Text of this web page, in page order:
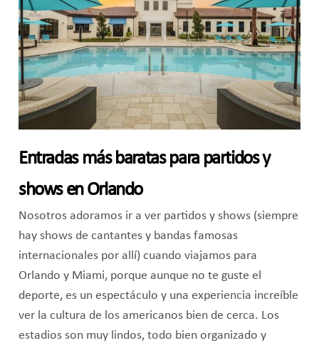
Entradas más baratas para partidos y
shows en Orlando
Nosotros adoramos ir a ver partidos y shows (siempre
hay shows de cantantes y bandas famosas
internacionales por allí) cuando viajamos para
Orlando y Miami, porque aunque no te guste el
deporte, es un espectáculo y una experiencia increíble
ver la cultura de los americanos bien de cerca. Los
estadios son muy lindos, todo bien organizado y